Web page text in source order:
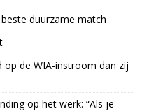
duurzame match
op de WIA-instroom dan zij
op het werk: “Als je